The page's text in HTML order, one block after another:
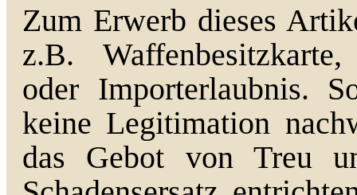
Zum Erwerb dieses
z.B.
oder Importerlaubnis.
keine Legitimation
das Gebot von Treu